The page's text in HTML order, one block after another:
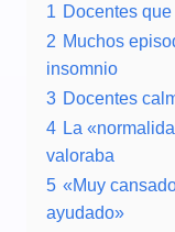
1 Docentes
2 Muchos
insomnio
3 Docentes
4 La
valoraba
5 «Muy
ayudado»